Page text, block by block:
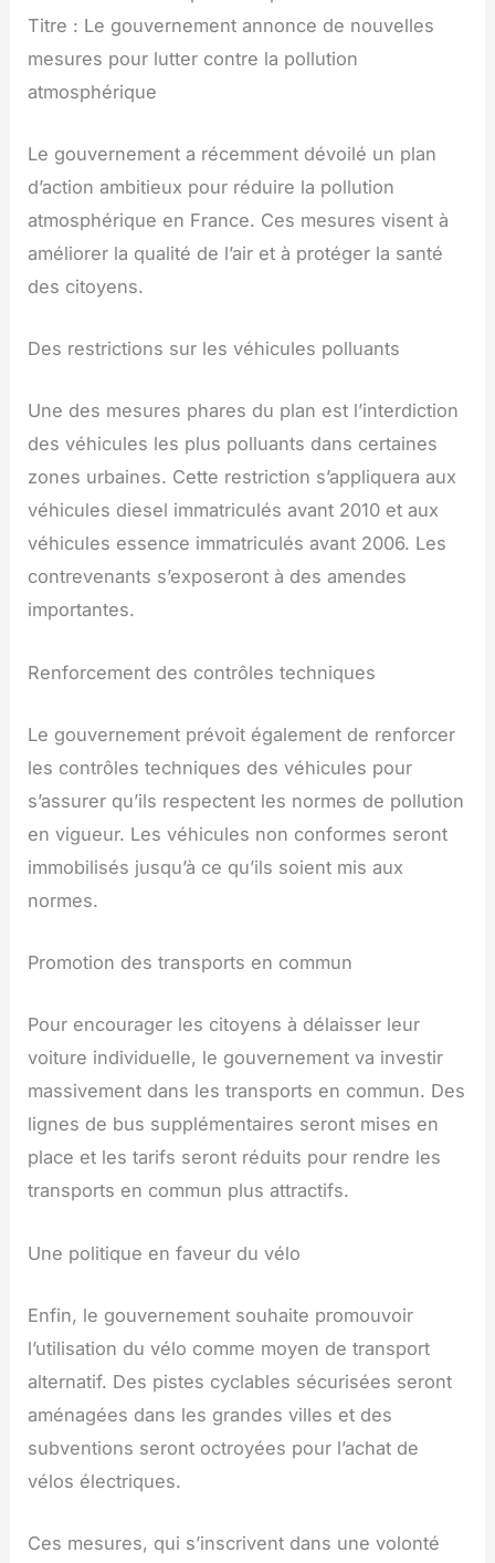
Titre : Le gouvernement annonce de nouvelles
mesures pour lutter contre la pollution
atmosphérique
Le gouvernement a récemment dévoilé un plan
d’action ambitieux pour réduire la pollution
atmosphérique en France. Ces mesures visent à
améliorer la qualité de l’air et à protéger la santé
des citoyens.
Des restrictions sur les véhicules polluants
Une des mesures phares du plan est l’interdiction
des véhicules les plus polluants dans certaines
zones urbaines. Cette restriction s’appliquera aux
véhicules diesel immatriculés avant 2010 et aux
véhicules essence immatriculés avant 2006. Les
contrevenants s’exposeront à des amendes
importantes.
Renforcement des contrôles techniques
Le gouvernement prévoit également de renforcer
les contrôles techniques des véhicules pour
s’assurer qu’ils respectent les normes de pollution
en vigueur. Les véhicules non conformes seront
immobilisés jusqu’à ce qu’ils soient mis aux
normes.
Promotion des transports en commun
Pour encourager les citoyens à délaisser leur
voiture individuelle, le gouvernement va investir
massivement dans les transports en commun. Des
lignes de bus supplémentaires seront mises en
place et les tarifs seront réduits pour rendre les
transports en commun plus attractifs.
Une politique en faveur du vélo
Enfin, le gouvernement souhaite promouvoir
l’utilisation du vélo comme moyen de transport
alternatif. Des pistes cyclables sécurisées seront
aménagées dans les grandes villes et des
subventions seront octroyées pour l’achat de
vélos électriques.
Ces mesures, qui s’inscrivent dans une volonté